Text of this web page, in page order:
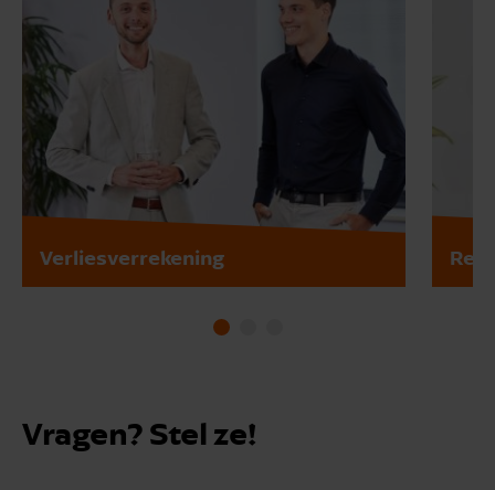
Verliesverrekening
Vragen? Stel ze!